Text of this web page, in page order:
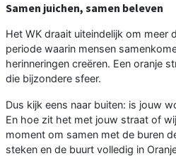
Samen juichen, samen beleven
Het WK draait uiteindelijk om meer
periode waarin mensen
herinneringen creëren. Een oranje
die bijzondere sfeer.
Dus kijk eens naar buiten: is jouw
En hoe zit het met jouw straat of
moment om samen met de buren
steken en de buurt volledig in